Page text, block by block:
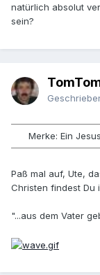
natürlich absolut
sein?
Merke: Ein
Paß mal auf, Ute,
Christen findest Du
"...aus dem Vater